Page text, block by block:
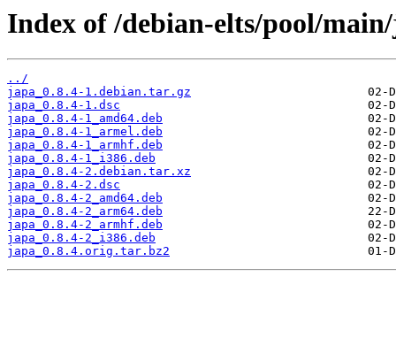
Index of /debian-elts/pool/
../
japa_0.8.4-1.debian.tar.gz
japa_0.8.4-1.dsc
japa_0.8.4-1_amd64.deb
japa_0.8.4-1_armel.deb
japa_0.8.4-1_armhf.deb
japa_0.8.4-1_i386.deb
japa_0.8.4-2.debian.tar.xz
japa_0.8.4-2.dsc
japa_0.8.4-2_amd64.deb
japa_0.8.4-2_arm64.deb
japa_0.8.4-2_armhf.deb
japa_0.8.4-2_i386.deb
japa_0.8.4.orig.tar.bz2